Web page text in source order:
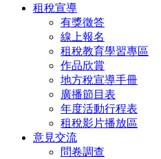
租稅宣導
有獎徵答
線上報名
租稅教育學習專區
作品欣賞
地方稅宣導手冊
廣播節目表
年度活動行程表
租稅影片播放區
意見交流
問卷調查